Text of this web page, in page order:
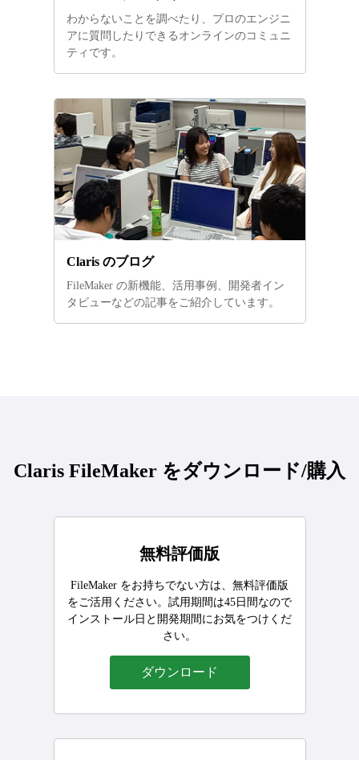
わからないことを調べたり、プロのエンジニ
アに質問したりできるオンラインのコミュニ
ティです。
Claris のブログ
FileMaker の新機能、活用事例、開発者イン
タビューなどの記事をご紹介しています。
Claris FileMaker をダウンロード/購入
無料評価版
FileMaker をお持ちでない方は、無料評価版
をご活用ください。試用期間は45日間なので
インストール日と開発期間にお気をつけくだ
さい。
ダウンロード